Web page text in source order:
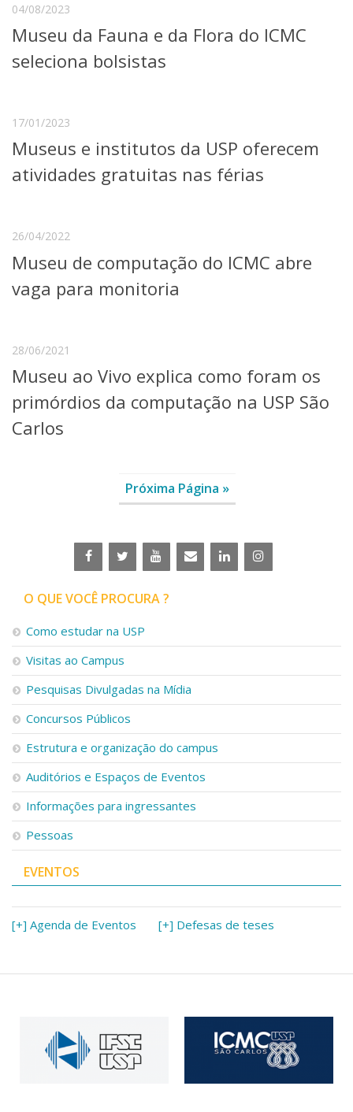
04/08/2023
Museu da Fauna e da Flora do ICMC
seleciona bolsistas
17/01/2023
Museus e institutos da USP oferecem
atividades gratuitas nas férias
26/04/2022
Museu de computação do ICMC abre
vaga para monitoria
28/06/2021
Museu ao Vivo explica como foram os
primórdios da computação na USP São
Carlos
Próxima Página »
O QUE VOCÊ PROCURA ?
Como estudar na USP
Visitas ao Campus
Pesquisas Divulgadas na Mídia
Concursos Públicos
Estrutura e organização do campus
Auditórios e Espaços de Eventos
Informações para ingressantes
Pessoas
EVENTOS
[+] Agenda de Eventos [+] Defesas de teses